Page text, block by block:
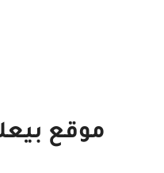
موقع